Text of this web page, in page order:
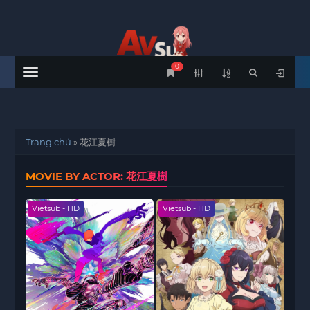
Menu
0
Trang chủ »花江夏樹
MOVIE BY ACTOR: 花江夏樹
Vietsub - HD Vietsub - HD